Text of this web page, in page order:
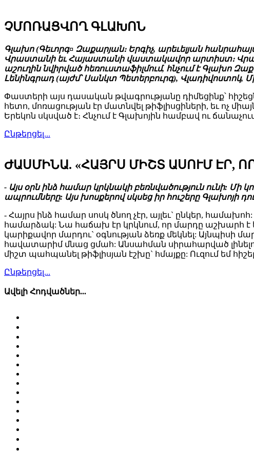
ՉՄՈՌԱՑՎՈՂ ԳԼԱԽՈՆ
Գլախո (Գեւորգ¤ Զաքարյան։ Երգիչ, արեւելյան
Վրաստանի եւ Հայաստանի վաստակավոր արտիստ։
աշուղին նվիրված հեռուստաֆիլմում, հնչում է Գլախո
Լենինգրադ (այժմ՝ Սանկտ Պետերբուրգ), Վլադիվոստոկ,
Փաստերի այս դասական թվագրությանը դիմեցինք՝
հետո, մոռացության էր մատնվել թիֆլիսցիների, եւ ոչ
Երեկոն սկսված է։ Հնչում է Գլախոյին համբավ ու
Ընթերցել...
ԺԱՍՄԻՆԱ. «ՀԱՅՐՍ ՄԻՇՏ ԱՍՈՒՄ ԷՐ,
- Այս օրն ինձ համար կրկնակի բեռնվածություն ունի:
ապրումները: Այս խոսքերով սկսեց իր հուշերը
- Հայրս ինձ համար սոսկ ծնող չէր, այլեւ` ընկեր,
համարձակ: Նա հաճախ էր կրկնում, որ մարդը աշխարհ է
կարիքավոր մարդու` օգնության ձեռք մեկնել: Այնպիսի
հավատարիմ մնաց ցմահ: Անսահման սիրահարված
միշտ պահպանել թիֆլիսյան էշխը` հմայքը: Ուզում եմ
Ընթերցել...
Ավելի Հոդվածներ...